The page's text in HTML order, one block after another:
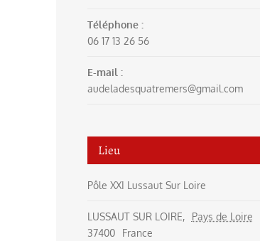
Téléphone :
06 17 13 26 56
E-mail :
audeladesquatremers@gmail.com
Lieu
Pôle XXI Lussaut Sur Loire
LUSSAUT SUR LOIRE,
Pays de Loire
37400
France